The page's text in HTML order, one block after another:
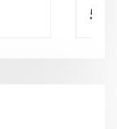
50 Jahre